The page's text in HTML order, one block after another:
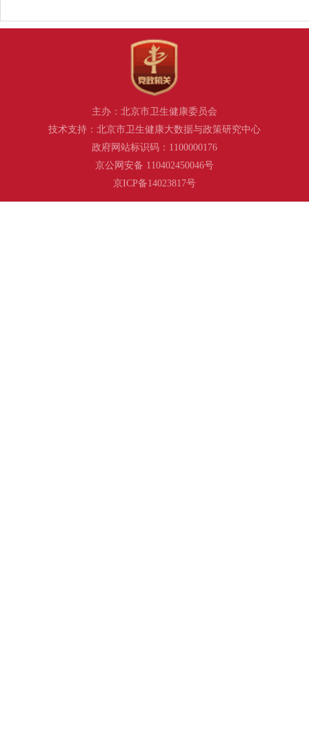
主办：北京市卫生健康委员会
技术支持：北京市卫生健康大数据与政策研究中心
政府网站标识码：1100000176
京公网安备 110402450046号
京ICP备14023817号